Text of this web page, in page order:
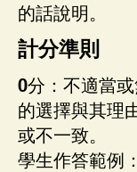
的話說明。
計分準則
0分：不適當
的選擇與其理
或不一致。
學生作答範例：